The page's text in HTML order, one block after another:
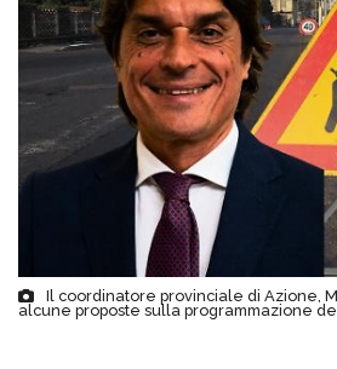
Il coordinatore provinciale di Azione,
alcune proposte sulla programmazione